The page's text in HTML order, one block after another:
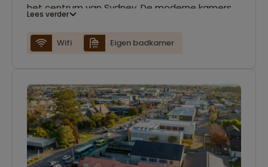
het centrum van Sydney. De moderne kamers
Lees verder
Wifi Eigen badkamer